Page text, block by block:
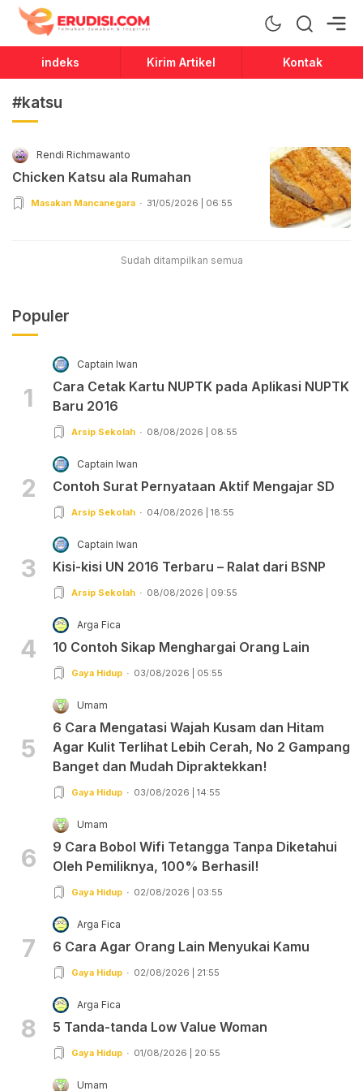
Erudisi
Temukan Jawaban dan Inspirasi
indeks Kirim Artikel Kontak
#katsu
Rendi Richmawanto
Chicken Katsu ala Rumahan
Masakan Mancanegara 31/05/2026 | 06:55
Sudah ditampilkan semua
Populer
1
Captain Iwan
Cara Cetak Kartu NUPTK pada Aplikasi NUPTK
Baru 2016
Arsip Sekolah 08/08/2026 | 08:55
2
Captain Iwan
Contoh Surat Pernyataan Aktif Mengajar SD
Arsip Sekolah 04/08/2026 | 18:55
3
Captain Iwan
Kisi-kisi UN 2016 Terbaru – Ralat dari BSNP
Arsip Sekolah 08/08/2026 | 09:55
4
Arga Fica
10 Contoh Sikap Menghargai Orang Lain
Gaya Hidup 03/08/2026 | 05:55
5
Umam
6 Cara Mengatasi Wajah Kusam dan Hitam
Agar Kulit Terlihat Lebih Cerah, No 2 Gampang
Banget dan Mudah Dipraktekkan!
Gaya Hidup 03/08/2026 | 14:55
6
Umam
9 Cara Bobol Wifi Tetangga Tanpa Diketahui
Oleh Pemiliknya, 100% Berhasil!
Gaya Hidup 02/08/2026 | 03:55
7
Arga Fica
6 Cara Agar Orang Lain Menyukai Kamu
Gaya Hidup 02/08/2026 | 21:55
8
Arga Fica
5 Tanda-tanda Low Value Woman
Gaya Hidup 01/08/2026 | 20:55
Umam